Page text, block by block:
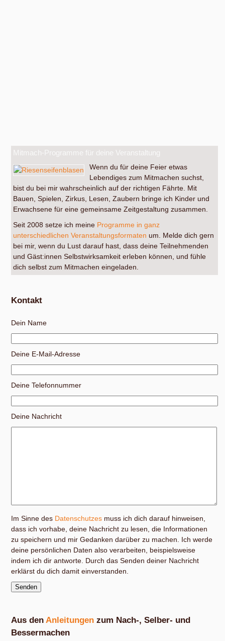
Mitmach-Programme für deine Veranstaltung
Wenn du für deine Feier etwas
Lebendiges zum Mitmachen suchst,
bist du bei mir wahrscheinlich auf der richtigen Fährte. Mit
Bauen, Spielen, Zirkus, Lesen, Zaubern bringe ich Kinder und
Erwachsene für eine gemeinsame Zeitgestaltung zusammen.
Seit 2008 setze ich meine Programme in ganz
unterschiedlichen Veranstaltungsformaten um. Melde dich gern
bei mir, wenn du Lust darauf hast, dass deine Teilnehmenden
und Gäst:innen Selbstwirksamkeit erleben können, und fühle
dich selbst zum Mitmachen eingeladen.
Kontakt
Dein Name
Deine E-Mail-Adresse
Deine Telefonnummer
Deine Nachricht
Im Sinne des Datenschutzes muss ich dich darauf hinweisen,
dass ich vorhabe, deine Nachricht zu lesen, die Informationen
zu speichern und mir Gedanken darüber zu machen. Ich werde
deine persönlichen Daten also verarbeiten, beispielsweise
indem ich dir antworte. Durch das Senden deiner Nachricht
erklärst du dich damit einverstanden.
Aus den Anleitungen zum Nach-, Selber- und
Bessermachen